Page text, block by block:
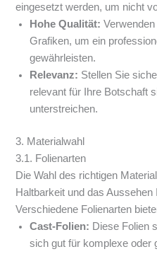
eingesetzt werden, um nicht
Hohe Qualität:
Grafiken, um ein
gewährleisten.
Relevanz: Stellen Sie
relevant für Ihre Botschaft
unterstreichen.
3. Materialwahl
3.1. Folienarten
Die Wahl des richtigen
Haltbarkeit und das
Verschiedene Folienarten
Cast-Folien: Diese Folien
sich gut für komplexe oder